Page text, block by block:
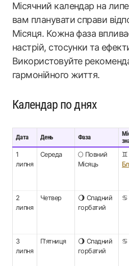
Місячний календар на
вам планувати справи
Місяця. Кожна фаза
настрій, стосунки та
Використовуйте
гармонійного життя.
Календар по днях
Дата День Фаза
1
липня
Середа
🌕 Повний
Місяць
♊
2
липня
Четвер
🌖 Спадний
горбатий
♋
3
липня
П'ятниця
🌖 Спадний
горбатий